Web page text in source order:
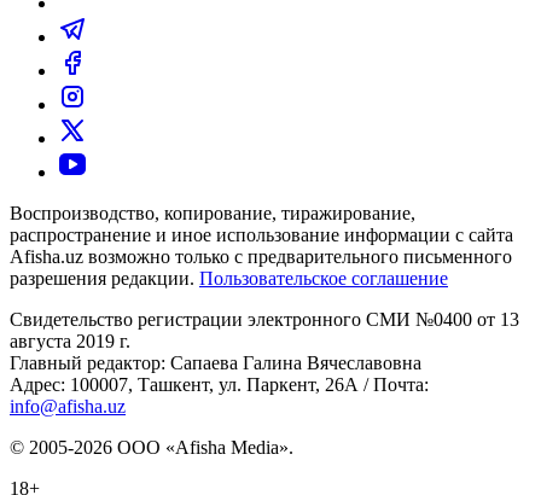
Воспроизводство, копирование, тиражирование,
распространение и иное использование информации с сайта
Afisha.uz возможно только с предварительного письменного
разрешения редакции. Пользовательское соглашение
Свидетельство регистрации электронного СМИ №0400 от 13
августа 2019 г.
Главный редактор: Сапаева Галина Вячеславовна
Адрес: 100007, Ташкент, ул. Паркент, 26А / Почта:
info@afisha.uz
© 2005-2026 ООО «Afisha Media».
18+